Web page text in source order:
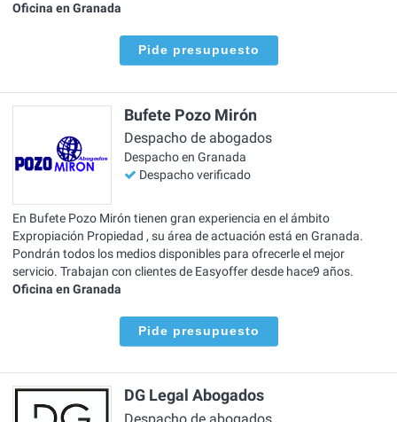
Oficina en Granada
Pide presupuesto
Bufete Pozo Mirón
Despacho de abogados
Despacho en Granada
Despacho verificado
En Bufete Pozo Mirón tienen gran experiencia en el ámbito
Expropiación Propiedad , su área de actuación está en Granada.
Pondrán todos los medios disponibles para ofrecerle el mejor
servicio. Trabajan con clientes de Easyoffer desde hace9 años.
Oficina en Granada
Pide presupuesto
DG Legal Abogados